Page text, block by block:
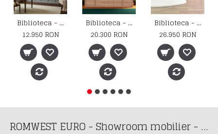
Biblioteca - SQR 14
RON
Biblioteca - MC 203
26.950 RON
Biblioteca - MC 213
33.050 RON
24.950
ROMWEST EURO - Showroom mobilier - Programare vizita la telefon: 0741 197 939